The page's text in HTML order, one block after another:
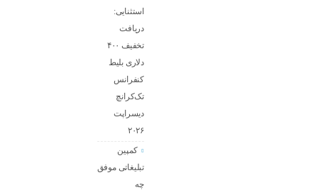
استثنایی:
دریافت
تخفیف ۴۰۰
دلاری بلیط
کنفرانس
تک‌کرانچ
دیسراپت
۲۰۲۶
کمپین
تبلیغاتی موفق
چه